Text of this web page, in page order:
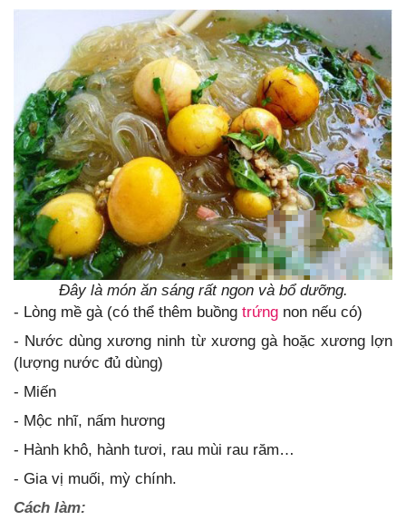
Đây là món ăn sáng rất ngon và bổ dưỡng.
- Lòng mề gà (có thể thêm buồng trứng non nếu có)
- Nước dùng xương ninh từ xương gà hoặc xương lợn
(lượng nước đủ dùng)
- Miến
- Mộc nhĩ, nấm hương
- Hành khô, hành tươi, rau mùi rau răm…
- Gia vị muối, mỳ chính.
Cách làm: